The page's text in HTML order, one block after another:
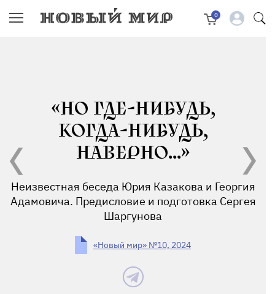
0
«НО ГДЕ-НИБУДЬ,
КОГДА-НИБУДЬ,
НАВЕРНО...»
Неизвестная беседа Юрия Казакова и Георгия
Адамовича. Предисловие и подготовка Сергея
Шаргунова
«Новый мир» №10, 2024